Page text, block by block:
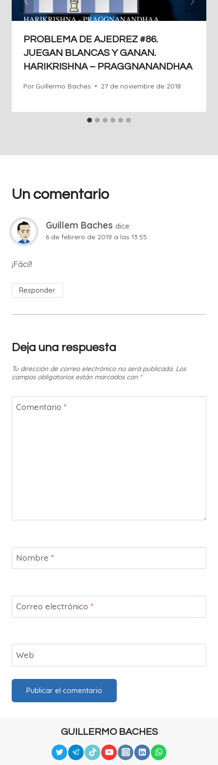
PROBLEMA DE AJEDREZ #86.
JUEGAN BLANCAS Y GANAN.
HARIKRISHNA – PRAGGNANANDHAA
Por Guillermo Baches 27 de noviembre de 2018
Un comentario
Guillem Baches dice:
6 de febrero de 2019 a las 13:55
¡Fácil!
Responder
Deja una respuesta
Tu dirección de correo electrónico no será publicada. Los
campos obligatorios están marcados con *
Comentario *
Nombre *
Correo electrónico *
Web
GUILLERMO BACHES